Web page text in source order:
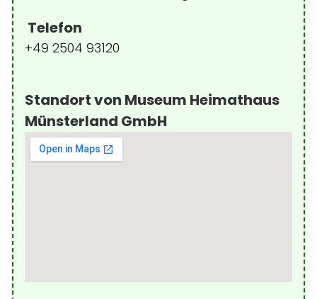
Telefon
+49 2504 93120
Standort von Museum Heimathaus
Münsterland GmbH